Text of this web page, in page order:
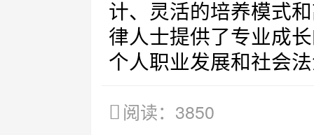
计、灵活的培养模式
律人士提供了专业成
个人职业发展和社会
阅读：3850